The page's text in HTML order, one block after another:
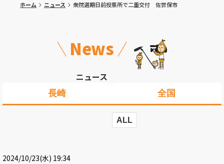
ホーム ニュース 衆院選期日前投票所で二重交付 佐世保市
News
ニュース
長崎 全国
ALL
2024/10/23(水) 19:34